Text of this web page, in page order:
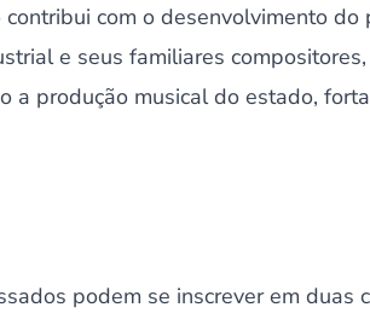
com o desenvolvimento
e seus familiares
a produção musical do estado,
podem se inscrever em duas